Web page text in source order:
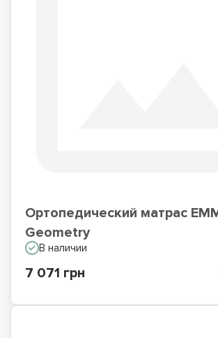
Ортопедический матрас
Geometry
В наличии
7 071 грн